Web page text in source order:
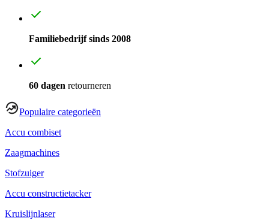
Familiebedrijf sinds 2008
60 dagen retourneren
Populaire categorieën
Accu combiset
Zaagmachines
Stofzuiger
Accu constructietacker
Kruislijnlaser